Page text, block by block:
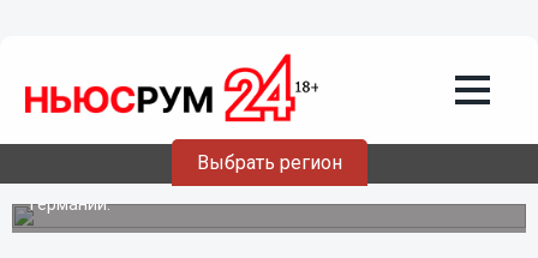
Выбрать регион
Личные вещи пропавшего без вести
солдата переданы в музей села
Починки
Реликвии воина Великой Отечественной были найдены в
Германии.